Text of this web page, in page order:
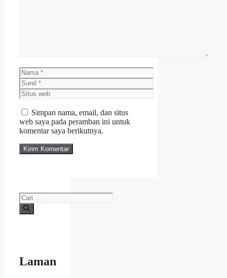
Nama
Surel
Situs
web
Simpan nama, email, dan situs
web saya pada peramban ini untuk
komentar saya berikutnya.
Cari
untuk:
Laman